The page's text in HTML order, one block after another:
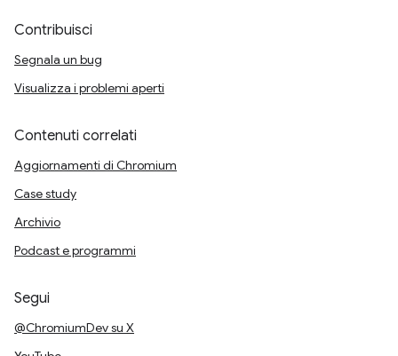
Contribuisci
Segnala un bug
Visualizza i problemi aperti
Contenuti correlati
Aggiornamenti di Chromium
Case study
Archivio
Podcast e programmi
Segui
@ChromiumDev su X